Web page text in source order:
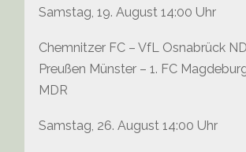
Samstag, 19. August 14:00 Uhr
Chemnitzer FC – VfL Osnabrück
Preußen Münster – 1. FC
MDR
Samstag, 26. August 14:00 Uhr